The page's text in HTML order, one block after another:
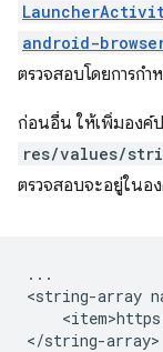
android-
ตรวจสอบโดยการกํ
ก่อนอื่น ให้เพิ่มองค์
res/values/
ตรวจสอบจะอยู่ในอ
...
<string-array
</string-array>